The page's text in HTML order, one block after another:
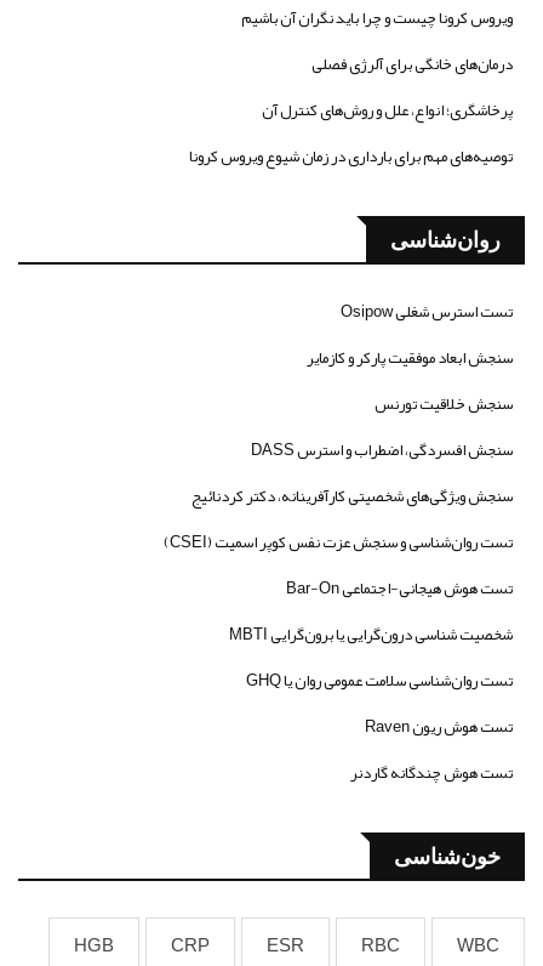
ویروس کرونا چیست و چرا باید نگران آن باشیم
درمان‌های خانگی برای آلرژی فصلی
پرخاشگری؛ انواع، علل و روش‌های کنترل آن
توصیه‌های مهم برای بارداری در زمان شیوع ویروس کرونا
روان‌شناسی
تست استرس شغلی Osipow
سنجش ابعاد موفقیت پارکر و کازمایر
سنجش خلاقیت تورنس
سنجش افسردگی، اضطراب و استرس DASS
سنجش ویژگی‌های شخصیتی کارآفرینانه، دکتر کردنائیج
تست روان‌شناسی و سنجش عزت نفس کوپر اسمیت (CSEI)
تست هوش هیجانی-اجتماعی Bar-On
شخصیت شناسی درون‌گرایی یا برون‌گرایی MBTI
تست روان‌شناسی سلامت عمومی روان یا GHQ
تست هوش ریون Raven
تست هوش چندگانه گاردنر
خون‌شناسی
WBC
RBC
ESR
CRP
HGB